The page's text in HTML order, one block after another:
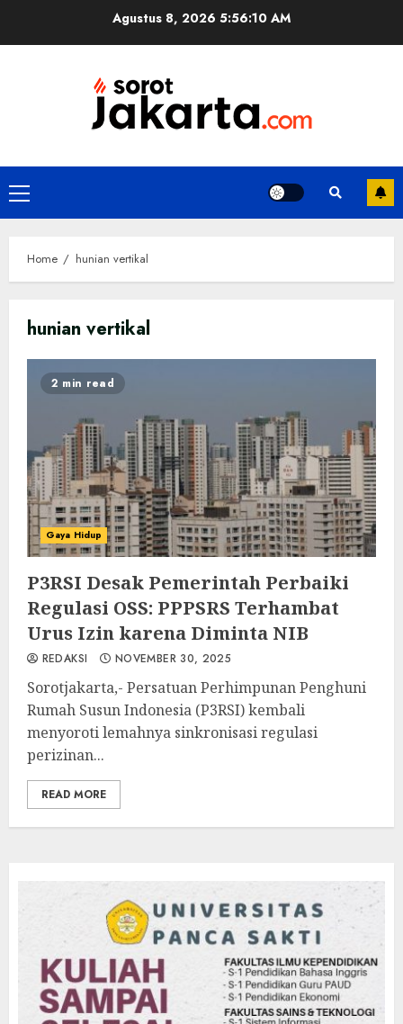
Agustus 8, 2026 5:56:10 AM
Primary
Menu
Home hunian vertikal
hunian vertikal
2 min read
Gaya Hidup
P3RSI Desak Pemerintah Perbaiki
Regulasi OSS: PPPSRS Terhambat
Urus Izin karena Diminta NIB
REDAKSI NOVEMBER 30, 2025
Sorotjakarta,- Persatuan Perhimpunan Penghuni
Rumah Susun Indonesia (P3RSI) kembali
menyoroti lemahnya sinkronisasi regulasi
perizinan...
READ MORE